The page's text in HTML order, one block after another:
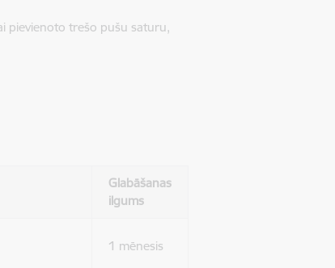
pievienoto trešo pušu saturu,
Glabāšanas
ilgums
1 mēnesis